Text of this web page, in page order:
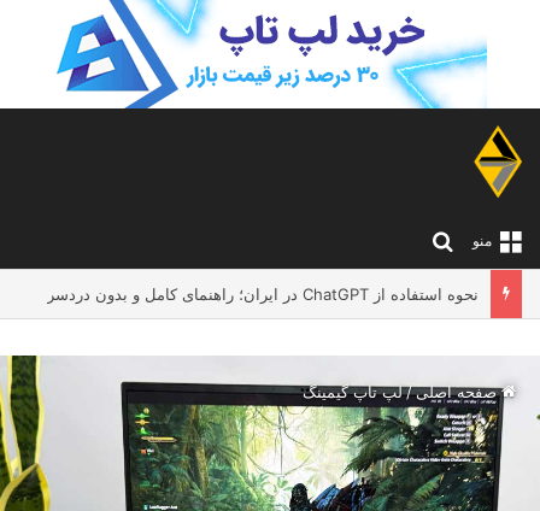
منو
لپ تاپ مناسب معلم ها و اساتید دانشگاه؛ چه مدلی بخریم که تدریس و کار آنلاین را بدون دردسر انجام دهد؟
صفحه اصلی/لپ تاپ گیمینگ